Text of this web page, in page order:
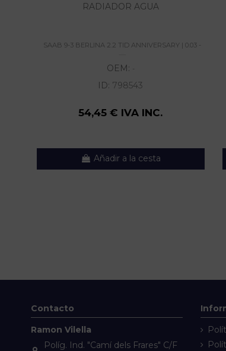
RADIADOR AGUA
SAAB 9-3 BERLINA 2.2 TID ANNIVERSARY | 0.03 -
OEM: -
ID: 798543
54,45 € IVA INC.
Añadir a la cesta
Contacto
Ramon Vilella
Políg. Ind. "Camí dels Frares" C/F